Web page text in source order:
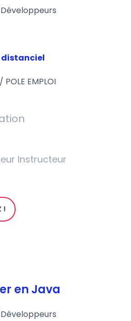
distanciel
POLE EMPLOI
Instructeur
!
en Java